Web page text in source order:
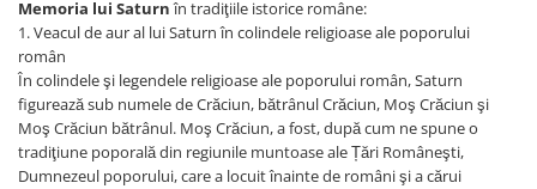
Memoria lui Saturnîn tradiţiile istorice române:
1. Veacul de aur al lui Saturn în colindele religioase ale poporului
român
În colindele şi legendele religioase ale poporului român, Saturn
figurează sub numele de Crăciun, bătrânul Crăciun, Moş Crăciun şi
Moş Crăciun bătrânul. Moş Crăciun, a fost, după cum ne spune o
tradiţiune poporală din regiunile muntoase ale Țări Româneşti,
Dumnezeul poporului, care a locuit înainte de români şi a cărui